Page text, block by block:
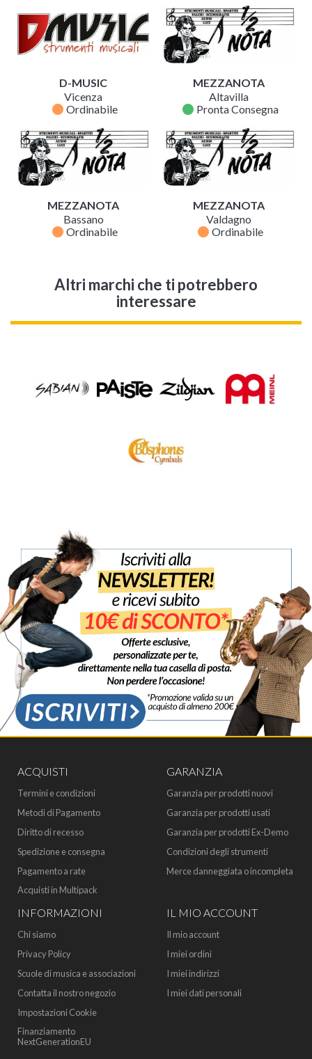
D-MUSIC
Vicenza
fiber_manual_record Ordinabile
MEZZANOTA
Altavilla
fiber_manual_record Pronta Consegna
MEZZANOTA
Bassano
fiber_manual_record Ordinabile
MEZZANOTA
Valdagno
fiber_manual_record Ordinabile
Altri marchi che ti potrebbero
interessare
ACQUISTI
Termini e condizioni
Metodi di Pagamento
Diritto di recesso
Spedizione e consegna
Pagamento a rate
Acquisti in Multipack
GARANZIA
Garanzia per prodotti nuovi
Garanzia per prodotti usati
Garanzia per prodotti Ex-Demo
Condizioni degli strumenti
Merce danneggiata o incompleta
INFORMAZIONI
Chi siamo
Privacy Policy
Scuole di musica e associazioni
Contatta il nostro negozio
Impostazioni Cookie
Finanziamento
NextGenerationEU
IL MIO ACCOUNT
Il mio account
I miei ordini
I miei indirizzi
I miei dati personali